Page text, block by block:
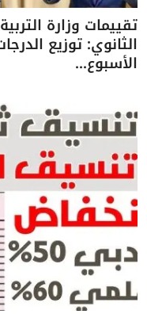
الثانوي: توزيع
الأسبوع...